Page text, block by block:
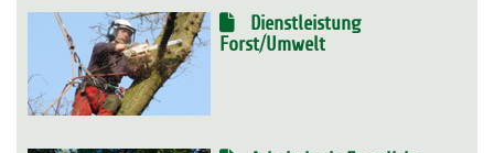
Dienstleistung
Forst/Umwelt